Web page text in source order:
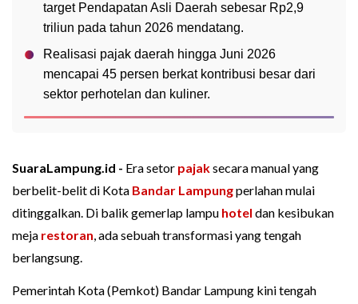
target Pendapatan Asli Daerah sebesar Rp2,9
triliun pada tahun 2026 mendatang.
Realisasi pajak daerah hingga Juni 2026
mencapai 45 persen berkat kontribusi besar dari
sektor perhotelan dan kuliner.
SuaraLampung.id - Era setor pajaksecara manual yang
berbelit-belit di Kota Bandar Lampungperlahan mulai
ditinggalkan. Di balik gemerlap lampu hotel dan kesibukan
meja restoran, ada sebuah transformasi yang tengah
berlangsung.
Pemerintah Kota (Pemkot) Bandar Lampung kini tengah